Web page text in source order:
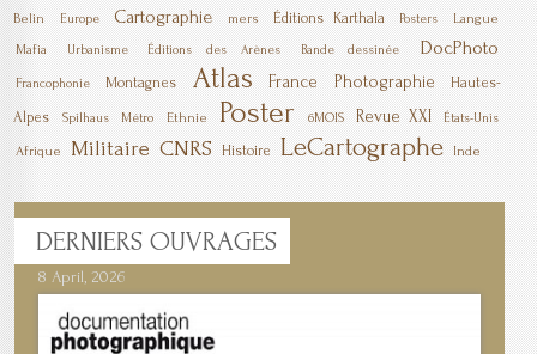
Belin
Europe Cartographie mers Éditions Karthala Posters
Langue
Mafia
Urbanisme Éditions des Arènes Bande dessinée DocPhoto
Francophonie Montagnes Atlas France Photographie Hautes-
Alpes Spilhaus Métro Ethnie Poster 6MOIS Revue XXI États-Unis
Afrique Militaire CNRS Histoire LeCartographe Inde
DERNIERS OUVRAGES
8 April, 2026
7 April, 2026
1 March, 2026
23 December, 2025
9 December, 2025
6 October, 2025
5 April, 2025
17 March, 2025
11 January, 2025
10 January, 2025